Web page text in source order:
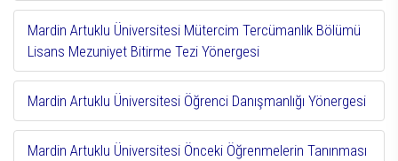
Mardin Artuklu Üniversitesi Mütercim Tercümanlık Bölümü
Lisans Mezuniyet Bitirme Tezi Yönergesi
Mardin Artuklu Üniversitesi Öğrenci Danışmanlığı Yönergesi
Mardin Artuklu Üniversitesi Önceki Öğrenmelerin Tanınması